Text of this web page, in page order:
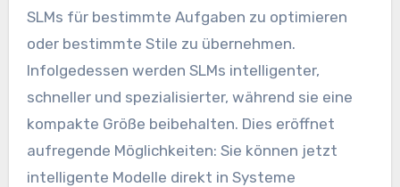
SLMs für bestimmte Aufgaben zu optimieren
oder bestimmte Stile zu übernehmen.
Infolgedessen werden SLMs intelligenter,
schneller und spezialisierter, während sie eine
kompakte Größe beibehalten. Dies eröffnet
aufregende Möglichkeiten: Sie können jetzt
intelligente Modelle direkt in Systeme